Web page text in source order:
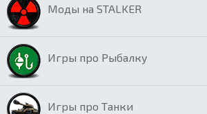
Моды на STALKER
Игры про Рыбалку
Игры про Танки